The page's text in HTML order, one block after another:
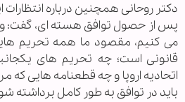
دکتر روحانی همچنین درباره انتظارات
پس از حصول توافق هسته ای، گفت:
می کنیم، مقصود ما همه تحریم
قانونی است؛ چه تحریم های
اتحادیه اروپا و چه قطعنامه هایی
باید در توافق به طور کامل برداشته